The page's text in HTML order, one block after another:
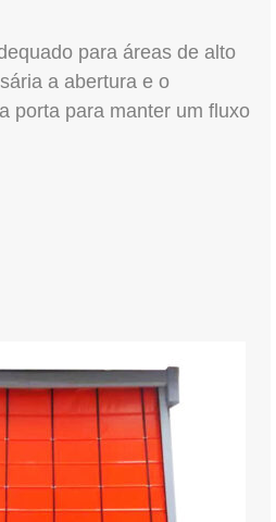
para áreas de alto
a abertura e o
porta para manter um fluxo